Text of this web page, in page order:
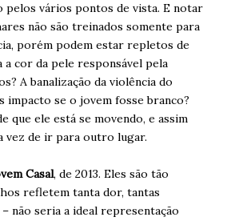
pelos vários pontos de vista. E notar
não são treinados somente para
porém podem estar repletos de
cor da pele responsável pela
A banalização da violência do
impacto se o jovem fosse branco?
que ele está se movendo, e assim
vez de ir para outro lugar.
Casal, de 2013. Eles são tão
refletem tanta dor, tantas
não seria a ideal representação